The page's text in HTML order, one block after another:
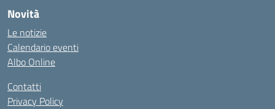
Novità
Le notizie
Calendario eventi
Albo Online
Contatti
Privacy Policy